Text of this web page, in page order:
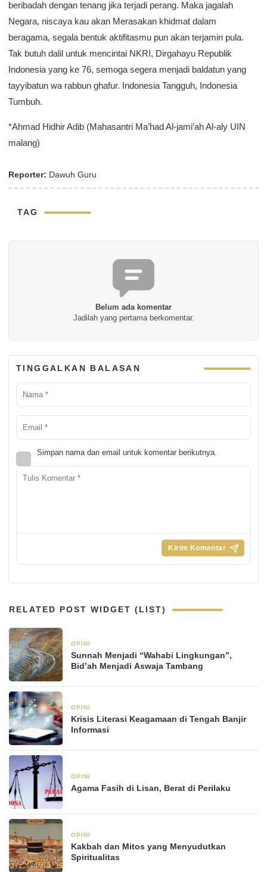
beribadah dengan tenang jika terjadi perang. Maka jagalah
Negara, niscaya kau akan Merasakan khidmat dalam
beragama, segala bentuk aktifitasmu pun akan terjamin pula.
Tak butuh dalil untuk mencintai NKRI, Dirgahayu Republik
Indonesia yang ke 76, semoga segera menjadi baldatun yang
tayyibatun wa rabbun ghafur. Indonesia Tangguh, Indonesia
Tumbuh.
*Ahmad Hidhir Adib (Mahasantri Ma’had Al-jami’ah Al-aly UIN
malang)
Reporter: Dawuh Guru
TAG
Belum ada komentar
Jadilah yang pertama berkomentar.
TINGGALKAN BALASAN
Simpan nama dan email untuk komentar berikutnya.
RELATED POST WIDGET (LIST)
OPINI
Sunnah Menjadi “Wahabi Lingkungan”,
Bid’ah Menjadi Aswaja Tambang
OPINI
Krisis Literasi Keagamaan di Tengah Banjir
Informasi
OPINI
Agama Fasih di Lisan, Berat di Perilaku
OPINI
Kakbah dan Mitos yang Menyudutkan
Spiritualitas